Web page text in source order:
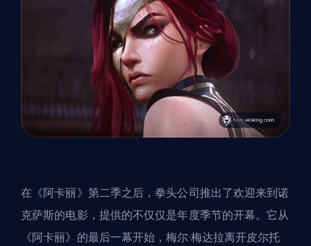
在《阿卡丽》第二季之后，拳头公司推出了欢迎来到诺
克萨斯的电影，提供的不仅仅是年度季节的开幕。它从
《阿卡丽》的最后一幕开始，梅尔·梅达拉离开皮尔托